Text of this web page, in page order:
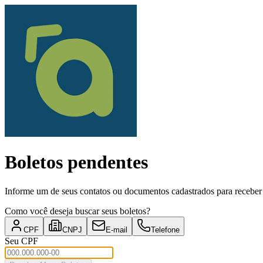
Boletos pendentes
Informe um de seus contatos ou documentos cadastrados para
Como você deseja buscar seus boletos?
CPF CNPJ E-mail Telefone
Seu CPF